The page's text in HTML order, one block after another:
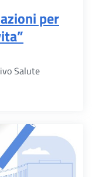
per
Salute